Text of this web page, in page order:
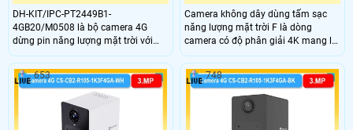
DH-KIT/IPC-PT2449B1-
4GB20/M0508 là bộ camera 4G
dừng pin năng lượng mặt trời với
khả năng ghi hình 4MP đàm thoại 2
chiều, hồng ngoại 30m, chống
ngược sáng DWDR và khả năng lưu
trữ với thẻ nhớ 512GB. Camea này
có tích hợp IP giúp phân biệt người
xe chính xác có thể giám sát từ xa
Camera không dây dùng tấm sạc
năng lượng mặt trời F là dòng
camera có độ phân giải 4K mang lại
góc nhìn rộng 135°, pin 10400mAh
và chuẩn IP65. Camera hỗ trợ WiFi
lắp đặt dễ dàng,tích hợp đàm thoại
hai chiều và công nghệ AI phát hiện
người thông minh phù hợp lắp đặt
ngoài trời.
653 748